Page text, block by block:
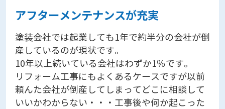
アフターメンテナンスが充実
塗装会社では起業しても1年で約半分の会社が倒
産しているのが現状です。
10年以上続いている会社はわずか1％です。
リフォーム工事にもよくあるケースですが以前
頼んた会社が倒産してしまってどこに相談して
いいかわからない・・・工事後や何か起こった